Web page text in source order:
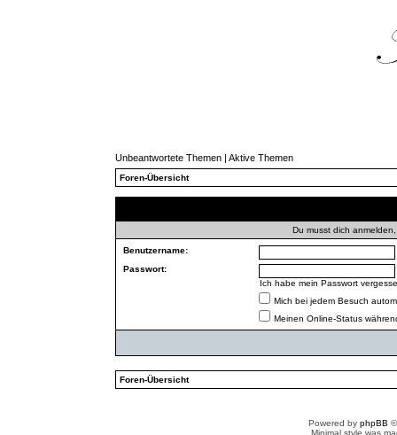
Unbeantwortete Themen | Aktive Themen
Foren-Übersicht
Du musst dich
Benutzername:
Passwort:
Ich habe mein Passwort
Mich bei jedem Besuch
Meinen Online-Status
Foren-Übersicht
Powered by phpBB
Minimal style was